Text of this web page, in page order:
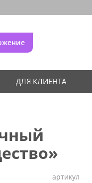
ДЛЯ КЛИЕНТА
артикул